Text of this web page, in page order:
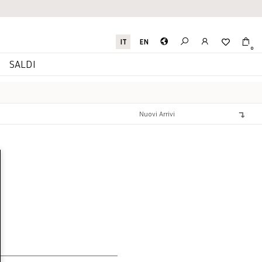
IT EN
0
SALDI